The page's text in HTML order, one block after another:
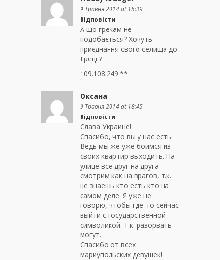
9 Травня 2014 at 15:39
Відповісти
А що грекам не
подобається? Хочуть
приєднання свого селища до
Греції?
109.108.249.**
Оксана
9 Травня 2014 at 18:45
Відповісти
Слава Украине!
Спасибо, что вы у нас есть.
Ведь мы же уже боимся из
своих квартир выходить. На
улице все друг на друга
смотрим как на врагов, т.к.
не знаешь кто есть кто на
самом деле. Я уже не
говорю, чтобы где-то сейчас
выйти с государственной
символикой. Т.к. разорвать
могут.
Спасибо от всех
мариупольских девушек!